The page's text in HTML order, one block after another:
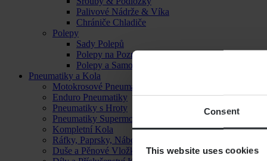
Consent
This website uses cookies
Palivové Nádrže & Víka
Chrániče Chladiče
Polepy
Sady Polepů
Polepy na Poznávací Značku
Polepy a Samolepky
Pneumatiky a Kola
Motokrosové Pneumatiky
Enduro Pneumatiky
Pneumatiky s Hroty
Pneumatiky Supermoto
Kompletní Kola
Ráfky, Paprsky, Náboje a Ložiska
Duše a Pěnové Vložky